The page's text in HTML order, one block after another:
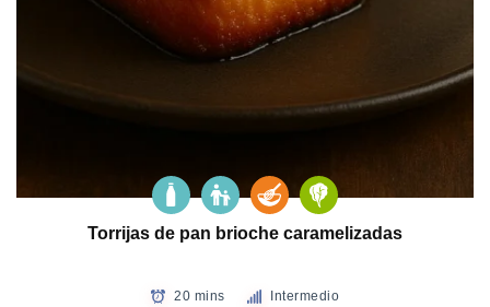
Torrijas de pan brioche caramelizadas
20 mins Intermedio